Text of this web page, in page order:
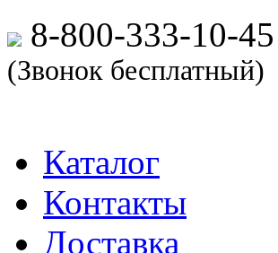
8-800-333-10-45
(Звонок бесплатный)
Каталог
Контакты
Доставка